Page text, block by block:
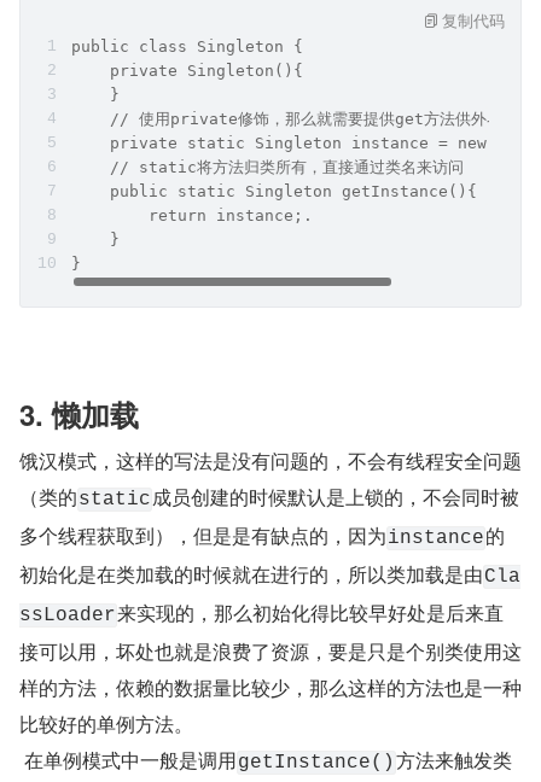
public class Singleton {
    private Singleton(){
    }
    // 使用private修饰，那么就需要提供get方法供外界访问
private static Singleton instance = new
    // static将方法归类所有，直接通过类名来访问
    public static Singleton getInstance(){
        return instance;.
    }
}
复制代码
3. 懒加载
饿汉模式，这样的写法是没有问题的，不会有线程安全问题
（类的static成员创建的时候默认是上锁的，不会同时被
多个线程获取到），但是是有缺点的，因为instance的
初始化是在类加载的时候就在进行的，所以类加载是由Cla
ssLoader来实现的，那么初始化得比较早好处是后来直
接可以用，坏处也就是浪费了资源，要是只是个别类使用这
样的方法，依赖的数据量比较少，那么这样的方法也是一种
比较好的单例方法。
在单例模式中一般是调用getInstance() 方法来触发类